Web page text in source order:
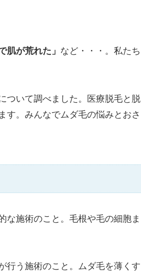
肌が荒れた」 など・・・。私たち
ついて調べました。医療脱毛と脱
す。みんなでムダ毛の悩みとおさ
な施術のこと。毛根や毛の細胞ま
行う施術のこと。ムダ毛を薄くす